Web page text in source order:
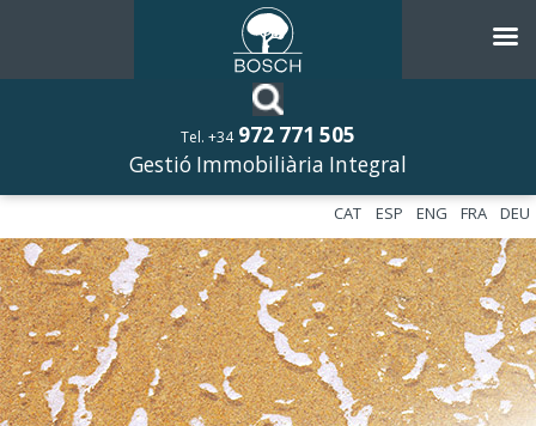
Tel. +34 972 771 505
Gestió Immobiliària Integral
DEU
FRA
ENG
ESP
CAT